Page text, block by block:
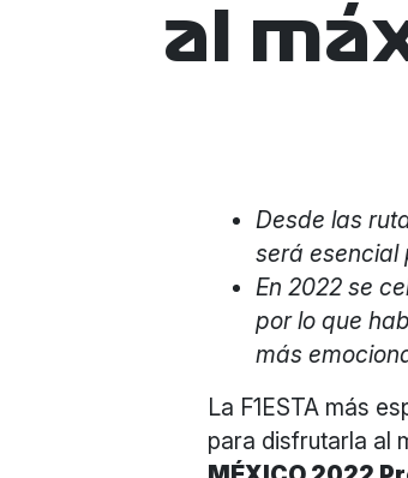
al
Desde las
será esencial
En 2022 se
por lo que
más
La F1ESTA más
para disfrutarla al